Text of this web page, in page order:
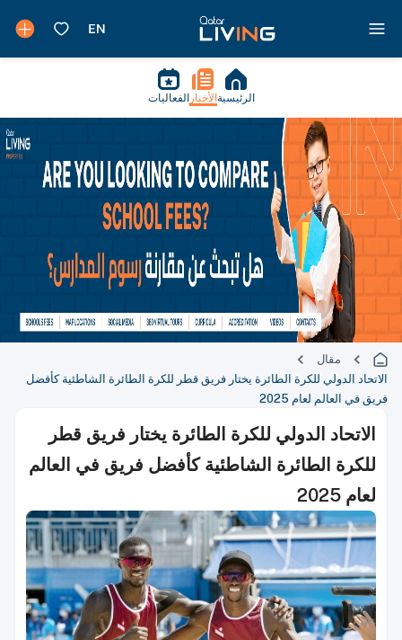
الرئيسية الأخبار الفعاليات
مقال
الاتحاد الدولي للكرة الطائرة يختار فريق قطر للكرة الطائرة الشاطئية كأفضل
فريق في العالم لعام 2025
الاتحاد الدولي للكرة الطائرة يختار فريق قطر
للكرة الطائرة الشاطئية كأفضل فريق في العالم
لعام 2025